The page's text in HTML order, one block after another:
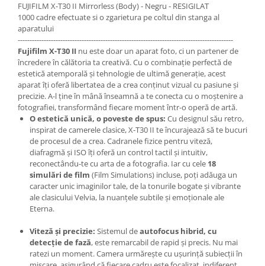
FUJIFILM X-T30 II Mirrorless (Body) - Negru - RESIGILAT
1000 cadre efectuate si o zgarietura pe coltul din stanga al
aparatului
-------------------------------------------------------------------------------------------
Fujifilm X-T30 II nu este doar un aparat foto, ci un partener de
încredere în călătoria ta creativă. Cu o combinație perfectă de
estetică atemporală și tehnologie de ultimă generație, acest
aparat îți oferă libertatea de a crea conținut vizual cu pasiune și
precizie. A-l ține în mână înseamnă a te conecta cu o moștenire a
fotografiei, transformând fiecare moment într-o operă de artă.
O estetică unică, o poveste de spus: Cu designul său retro,
inspirat de camerele clasice, X-T30 II te încurajează să te bucuri
de procesul de a crea. Cadranele fizice pentru viteză,
diafragmă și ISO îți oferă un control tactil și intuitiv,
reconectându-te cu arta de a fotografia. Iar cu cele 18
simulări de film (Film Simulations) incluse, poți adăuga un
caracter unic imaginilor tale, de la tonurile bogate și vibrante
ale clasicului Velvia, la nuanțele subtile și emoționale ale
Eterna.
Viteză și precizie: Sistemul deautofocus hibrid, cu
detecție de fază, este remarcabil de rapid și precis. Nu mai
ratezi un moment. Camera urmărește cu ușurință subiecții în